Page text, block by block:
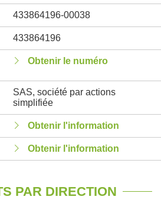
433864196-00038
433864196
Obtenir le numéro
SAS, société par actions
simplifiée
Obtenir l'information
Obtenir l'information
PAR DIRECTION